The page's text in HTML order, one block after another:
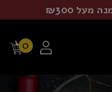
₪300
0